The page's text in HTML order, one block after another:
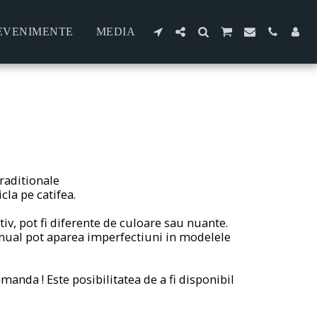
MEDIA
pe catifea.
pot fi diferente de culoare sau nuante.
pot aparea imperfectiuni in modelele
! Este posibilitatea de a fi disponibil